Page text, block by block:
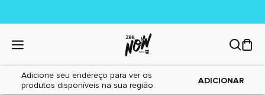
Adicione seu endereço para ver os
produtos disponíveis na sua região.
ADICIONAR
Home|Gatos|Farmácia